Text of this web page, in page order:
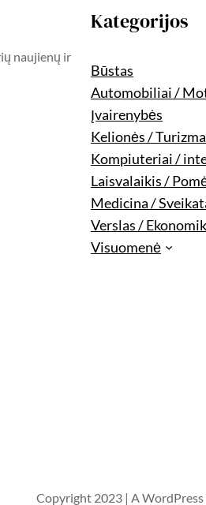
naujienų ir
Kategorijos
Būstas
Automobiliai /
Įvairenybės
Kelionės /
Kompiuteriai /
Laisvalaikis /
Medicina /
Verslas /
Visuomenė
Copyright 2023 | A WordPress